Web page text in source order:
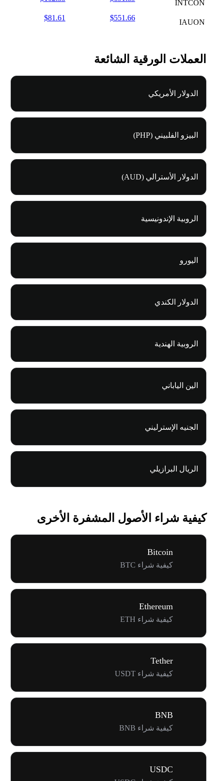
INTCON
IAUON
$551.66
$81.61
العملات الورقية الشائعة
الدولار الأمريكي
البيزو الفلبيني (PHP)
الدولار الأسترالي (AUD)
الروبية الإندونيسية
اليورو
الدولار الكندي
الروبية الهندية
الين الياباني
الجنيه الإسترليني
الريال البرازيلي
كيفية شراء الأصول المشفرة الأخرى
Bitcoin
كيفية شراء BTC
Ethereum
كيفية شراء ETH
Tether
كيفية شراء USDT
BNB
كيفية شراء BNB
USDC